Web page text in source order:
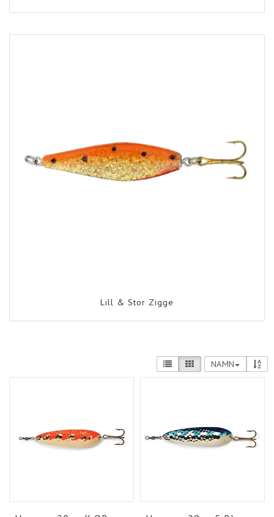
Lill & Stor Zigge
NAMN